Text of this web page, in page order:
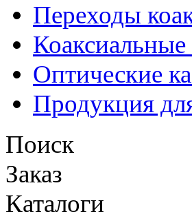
Переходы
Оптические
Продукция
Поиск
Заказ
Каталоги